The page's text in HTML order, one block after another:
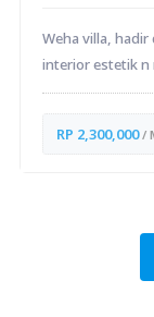
Weha villa,
interior estetik n
RP 2,300,000/